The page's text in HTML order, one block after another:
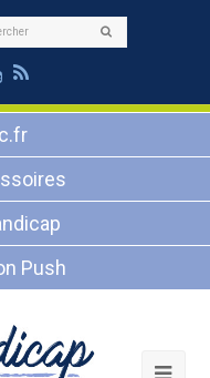
Youtube
RSS
Push